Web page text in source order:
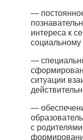
—
интереса к
социальному
—
ситуации
—
с